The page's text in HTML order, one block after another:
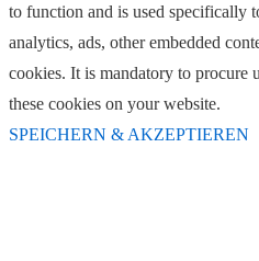
to function and is used specifically
analytics, ads, other embedded
cookies. It is mandatory to procure
these cookies on your website.
SPEICHERN & AKZEPTIEREN